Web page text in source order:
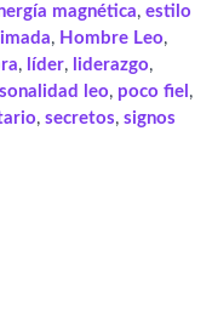
magnética,estilo
, Hombre Leo,
, líder, liderazgo,
leo, poco fiel ,
,secretos,signos